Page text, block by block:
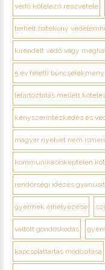
védő kötelező részvétele
terhelt hatékony
kirendelt védő vagy
5 év feletti
letartóztatás mellett
kényszerintézkedés és
magyar nyelvet nem
kommunikációképtelen
rendőrségi idézés
gyermek elhelyezése
váltott gondoskodás
kapcsolattartás módosítása